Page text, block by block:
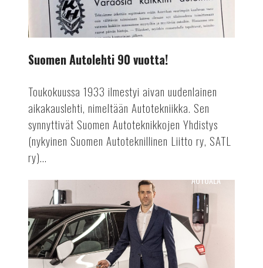
Suomen Autolehti 90 vuotta!
Toukokuussa 1933 ilmestyi aivan uudenlainen
aikakauslehti, nimeltään Autotekniikka. Sen
synnyttivät Suomen Autoteknikkojen Yhdistys
(nykyinen Suomen Autoteknillinen Liitto ry, SATL
ry)...
Lataussähkö
työsuhdeautoilussa
AUTOALA